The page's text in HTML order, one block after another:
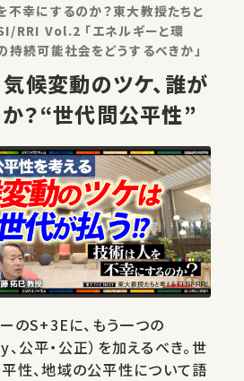
不幸にするのか？東大教授たちと
RRI Vol.2 「エネルギーと環
続可能社会をどうするべきか」
？“世代間公平性”
のS+3Eに、もう一つの
公平・公正）を加えるべき。世
性、地域の公平性について語